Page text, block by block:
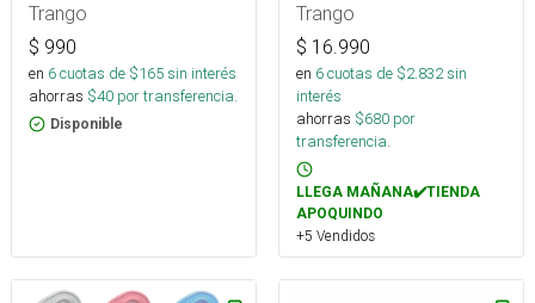
Trango
$ 990
en 6cuotas de $165sin interés
ahorras $40 por transferencia.
Disponible
Trango
$ 16.990
en 6cuotas de $2.832sin
interés
ahorras $680 por
transferencia.
LLEGA MAÑANA✔️TIENDA
APOQUINDO
+5 Vendidos